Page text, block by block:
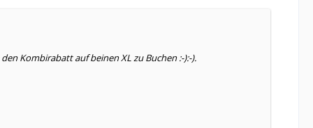
Kombirabatt auf beinen XL zu Buchen :-):-).